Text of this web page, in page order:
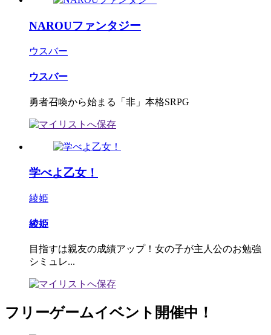
NAROUファンタジー
ウスバー
ウスバー
勇者召喚から始まる「非」本格SRPG
学べよ乙女！
綾姫
綾姫
目指すは親友の成績アップ！女の子が主人公のお勉強
シミュレ...
フリーゲームイベント開催中！